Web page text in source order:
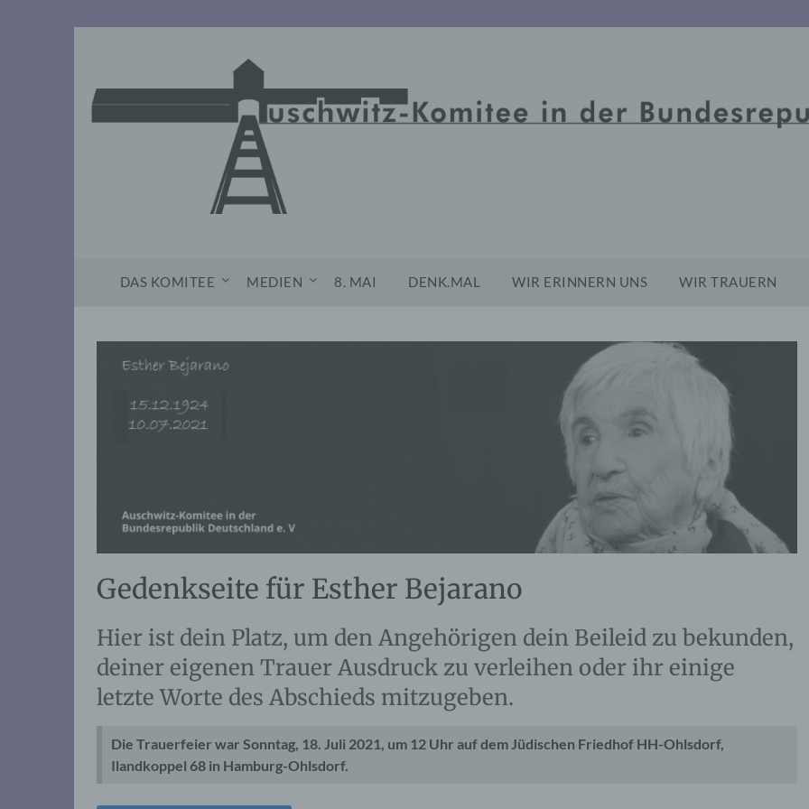
DAS KOMITEE MEDIEN 8. MAI DENK.MAL WIR ERINNERN UNS WIR TRAUERN
Gedenkseite für Esther Bejarano
Hier ist dein Platz, um den Angehörigen dein Beileid zu bekunden,
deiner eigenen Trauer Ausdruck zu verleihen oder ihr einige
letzte Worte des Abschieds mitzugeben.
Die Trauerfeier war Sonntag, 18. Juli 2021, um 12 Uhr auf dem Jüdischen Friedhof HH-Ohlsdorf,
Ilandkoppel 68 in Hamburg-Ohlsdorf.